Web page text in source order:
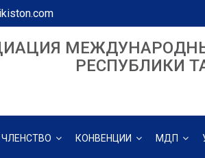
РЕСПУБЛИКИ
ЧЛЕНСТВО КОНВЕНЦИИ МДП